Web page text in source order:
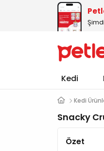
Kedi
Kedi
Snacky
Özet